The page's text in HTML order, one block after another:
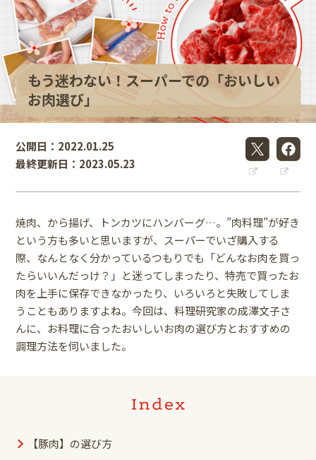
もう迷わない！スーパーでの「おいしい
お肉選び」
公開日：2022.01.25
最終更新日：2023.05.23
焼肉、から揚げ、トンカツにハンバーグ…。”肉料理”が好き
という方も多いと思いますが、スーパーでいざ購入する
際、なんとなく分かっているつもりでも「どんなお肉を買っ
たらいいんだっけ？」と迷ってしまったり、特売で買ったお
肉を上手に保存できなかったり、いろいろと失敗してしま
うこともありますよね。今回は、料理研究家の成澤文子さ
んに、お料理に合ったおいしいお肉の選び方とおすすめの
調理方法を伺いました。
【豚肉】の選び方